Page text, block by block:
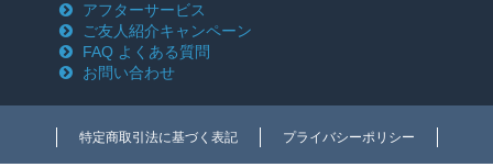
アフターサービス
ご友人紹介キャンペーン
FAQ よくある質問
お問い合わせ
特定商取引法に基づく表記 プライバシーポリシー